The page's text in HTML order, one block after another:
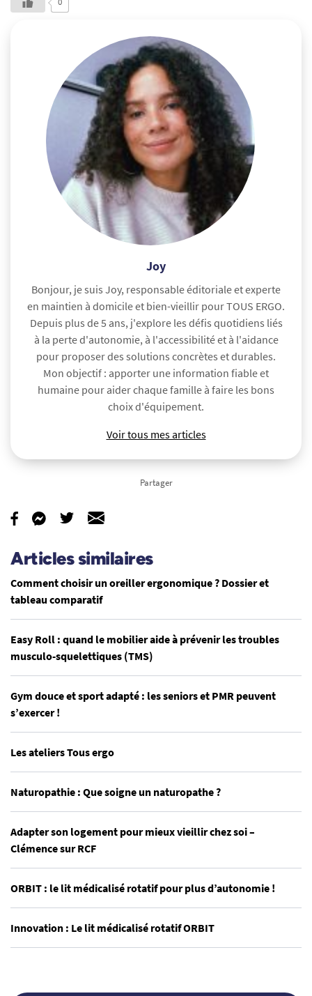
Joy
Bonjour, je suis Joy, responsable éditoriale et experte
en maintien à domicile et bien-vieillir pour TOUS ERGO.
Depuis plus de 5 ans, j'explore les défis quotidiens liés
à la perte d'autonomie, à l'accessibilité et à l'aidance
pour proposer des solutions concrètes et durables.
Mon objectif : apporter une information fiable et
humaine pour aider chaque famille à faire les bons
choix d'équipement.
Voir tous mes articles
Partager
Articles similaires
Comment choisir un oreiller ergonomique ? Dossier et
tableau comparatif
Easy Roll : quand le mobilier aide à prévenir les troubles
musculo-squelettiques (TMS)
Gym douce et sport adapté : les seniors et PMR peuvent
s’exercer !
Les ateliers Tous ergo
Naturopathie : Que soigne un naturopathe ?
Adapter son logement pour mieux vieillir chez soi –
Clémence sur RCF
ORBIT : le lit médicalisé rotatif pour plus d’autonomie !
Innovation : Le lit médicalisé rotatif ORBIT